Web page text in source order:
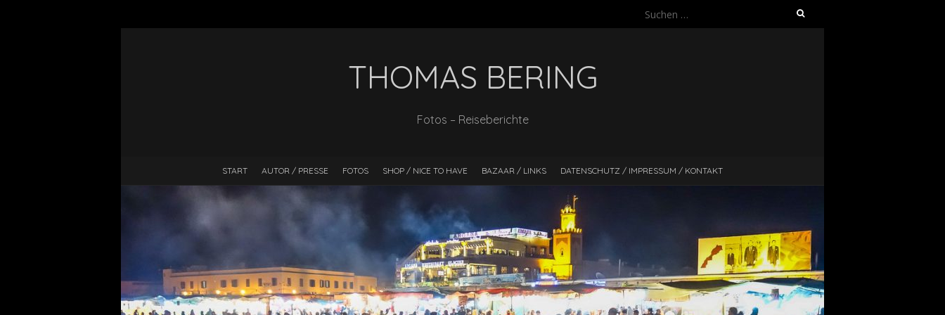
Suche
THOMAS BERING
Fotos – Reiseberichte
START AUTOR / PRESSE FOTOS SHOP / NICE TO HAVE BAZAAR / LINKS DATENSCHUTZ / IMPRESSUM / KONTAKT